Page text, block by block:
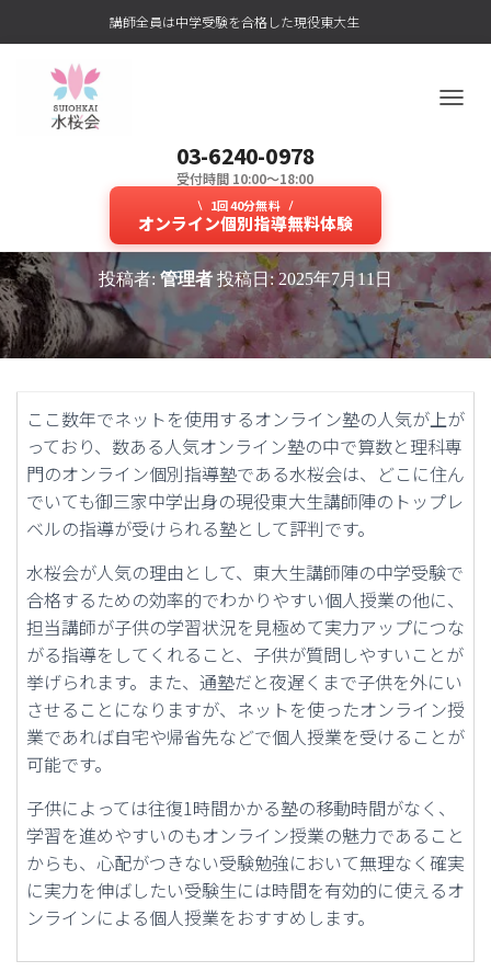
講師全員は中学受験を合格した現役東大生
03-6240-0978
受付時間 10:00～18:00
1回40分無料
オンライン個別指導無料体験
を
切
り
替
え
ネットの個人授業は移動時間を気
にせず学べると中学受験に人気！
投稿者: 管理者 投稿日:2025年7月11日
ここ数年でネットを使用するオンライン塾の人気が上が
っており、数ある人気オンライン塾の中で算数と理科専
門のオンライン個別指導塾である水桜会は、どこに住ん
でいても御三家中学出身の現役東大生講師陣のトップレ
ベルの指導が受けられる塾として評判です。
水桜会が人気の理由として、東大生講師陣の中学受験で
合格するための効率的でわかりやすい個人授業の他に、
担当講師が子供の学習状況を見極めて実力アップにつな
がる指導をしてくれること、子供が質問しやすいことが
挙げられます。また、通塾だと夜遅くまで子供を外にい
させることになりますが、ネットを使ったオンライン授
業であれば自宅や帰省先などで個人授業を受けることが
可能です。
子供によっては往復1時間かかる塾の移動時間がなく、
学習を進めやすいのもオンライン授業の魅力であること
からも、心配がつきない受験勉強において無理なく確実
に実力を伸ばしたい受験生には時間を有効的に使えるオ
ンラインによる個人授業をおすすめします。